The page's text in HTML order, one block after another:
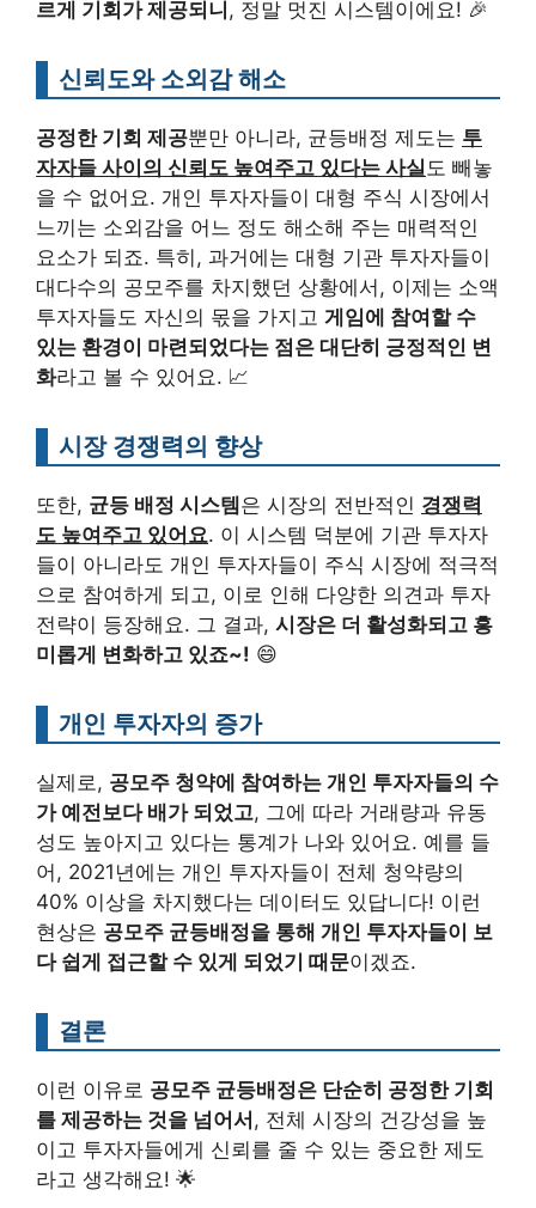
르게 기회가 제공되니 , 정말 멋진 시스템이에요! 🎉
신뢰도와 소외감 해소
공정한 기회 제공뿐만 아니라, 균등배정 제도는 투
자자들 사이의 신뢰도 높여주고 있다는 사실도 빼놓
을 수 없어요. 개인 투자자들이 대형 주식 시장에서
느끼는 소외감을 어느 정도 해소해 주는 매력적인
요소가 되죠. 특히, 과거에는 대형 기관 투자자들이
대다수의 공모주를 차지했던 상황에서, 이제는 소액
투자자들도 자신의 몫을 가지고 게임에 참여할 수
있는 환경이 마련되었다는 점은 대단히 긍정적인 변
화라고 볼 수 있어요. 📈
시장 경쟁력의 향상
또한, 균등 배정 시스템 은 시장의 전반적인 경쟁력
도 높여주고 있어요. 이 시스템 덕분에 기관 투자자
들이 아니라도 개인 투자자들이 주식 시장에 적극적
으로 참여하게 되고, 이로 인해 다양한 의견과 투자
전략이 등장해요. 그 결과, 시장은 더 활성화되고 흥
미롭게 변화하고 있죠~! 😄
개인 투자자의 증가
실제로, 공모주 청약에 참여하는 개인 투자자들의 수
가 예전보다 배가 되었고, 그에 따라 거래량과 유동
성도 높아지고 있다는 통계가 나와 있어요. 예를 들
어, 2021년에는 개인 투자자들이 전체 청약량의
40% 이상을 차지했다는 데이터도 있답니다! 이런
현상은 공모주 균등배정을 통해 개인 투자자들이 보
다 쉽게 접근할 수 있게 되었기 때문이겠죠.
결론
이런 이유로 공모주 균등배정은 단순히 공정한 기회
를 제공하는 것을 넘어서 , 전체 시장의 건강성을 높
이고 투자자들에게 신뢰를 줄 수 있는 중요한 제도
라고 생각해요! 🌟